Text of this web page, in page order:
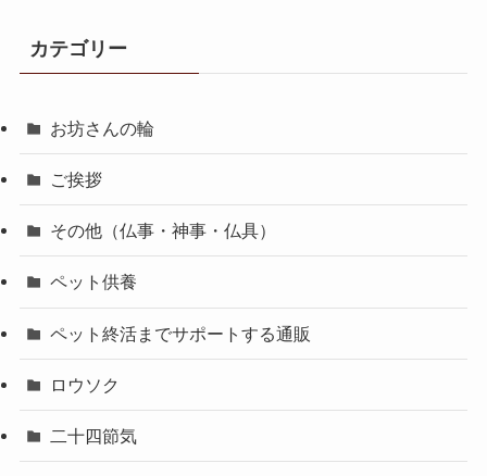
カテゴリー
お坊さんの輪
ご挨拶
その他（仏事・神事・仏具）
ペット供養
ペット終活までサポートする通販
ロウソク
二十四節気